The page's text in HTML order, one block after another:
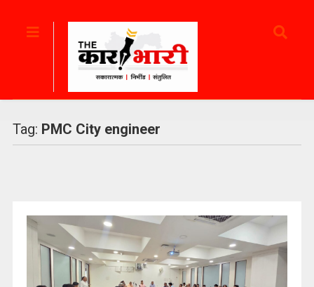
Tag: PMC City engineer